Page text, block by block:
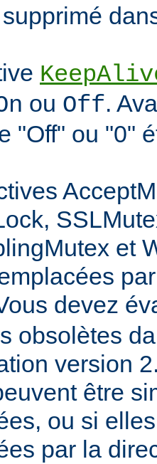
ou Off.
"Off" ou "0"
et
devez
obsolètes
version
être
ou si
par la